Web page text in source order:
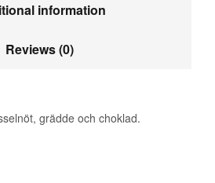
information
Reviews (0)
grädde och choklad.